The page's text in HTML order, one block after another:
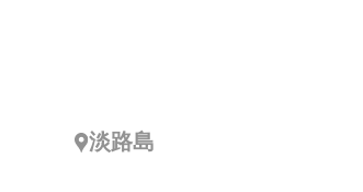
淡路島